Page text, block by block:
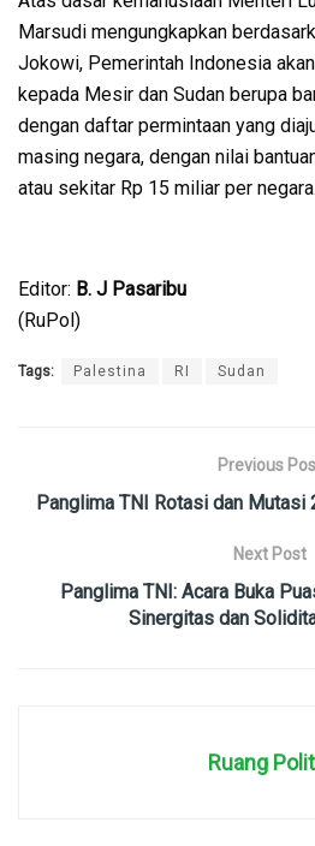
Marsudi mengungkapkan
Jokowi, Pemerintah Indonesia
kepada Mesir dan Sudan berupa
dengan daftar permintaan yang
masing negara, dengan nilai
atau sekitar Rp 15 miliar per
Editor: B. J Pasaribu
(RuPol)
Tags: Palestina RI Sudan
Previous
Panglima TNI Rotasi dan Mutasi
Next Post
Panglima TNI: Acara Buka
Sinergitas dan
Ruang